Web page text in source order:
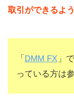
取引ができるよ
「 DMM FX 」
っている方は